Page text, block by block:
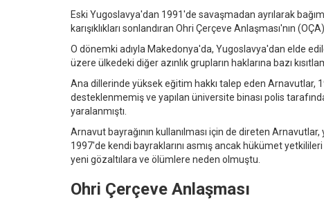
Eski Yugoslavya'dan 1991'de savaşmadan ayrılarak
karışıklıkları sonlandıran Ohri Çerçeve Anlaşması'nın
O dönemki adıyla Makedonya'da, Yugoslavya'dan elde
üzere ülkedeki diğer azınlık grupların haklarına bazı
Ana dillerinde yüksek eğitim hakkı talep eden
desteklenmemiş ve yapılan üniversite binası polis
yaralanmıştı.
Arnavut bayrağının kullanılması için de direten
1997'de kendi bayraklarını asmış ancak hükümet
yeni gözaltılara ve ölümlere neden olmuştu.
Ohri Çerçeve Anlaşması